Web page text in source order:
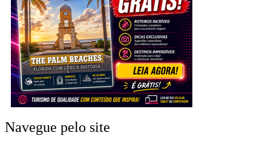
Navegue pelo site